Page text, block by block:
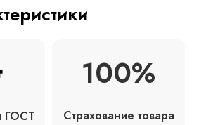
ГОСТ
100%
Страхование товара